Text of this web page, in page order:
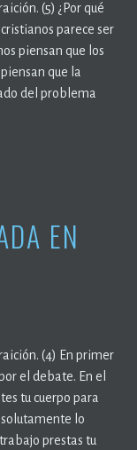
(5) ¿Por qué
parece ser
piensan que los
que la
del problema
EN
(4) En primer
el debate. En el
tu cuerpo para
lo
prestas tu